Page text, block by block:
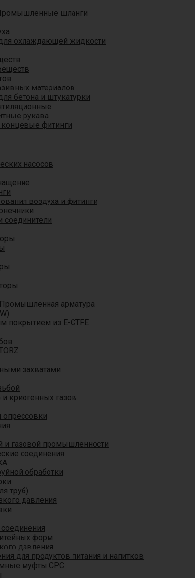
шланги
охлаждающей жидкости
материалов
бетона и штукатурки
рукава
фитинги
насосов
воздуха и фитинги
Промышленная арматура
покрытием из E-CTFE
захватами
и криогенных газов
опрессовки
и газовой промышленности
соединения
обработки
труб)
давления
форм
давления
для продуктов питания и напитков
муфты CPC